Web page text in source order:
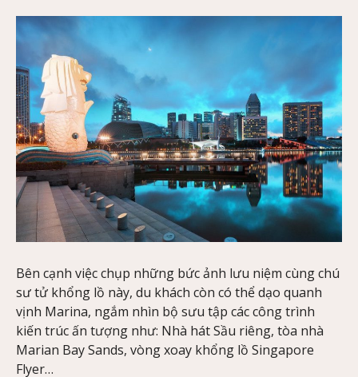
Bên cạnh việc chụp những bức ảnh lưu niệm cùng chú
sư tử khổng lồ này, du khách còn có thể dạo quanh
vịnh Marina, ngắm nhìn bộ sưu tập các công trình
kiến trúc ấn tượng như: Nhà hát Sầu riêng, tòa nhà
Marian Bay Sands, vòng xoay khổng lồ Singapore
Flyer…